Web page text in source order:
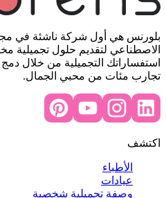
بلورنس هي أول شركة ناشئة في
الاصطناعي لتقديم حلول تجميلية
استفساراتك التجميلية من خلال
تجارب مئات من محبي الجمال.
اكتشف
الأطباء
عيادات
وصفة تجميلية شخصية